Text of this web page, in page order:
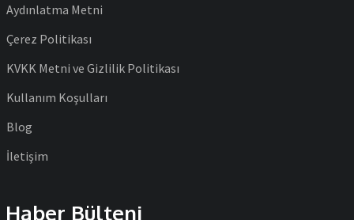
Aydınlatma Metni
Çerez Politikası
KVKK Metni ve Gizlilik Politikası
Kullanım Koşulları
Blog
İletişim
Haber Bülteni